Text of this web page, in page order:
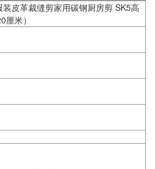
皮革裁缝剪家用碳钢厨房剪 SK5高
米）